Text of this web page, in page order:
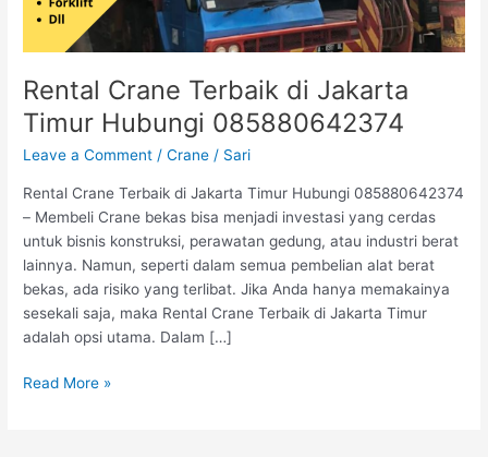
Rental Crane Terbaik di Jakarta
Timur Hubungi 085880642374
Leave a Comment /Crane / Sari
Rental Crane Terbaik di Jakarta Timur Hubungi 085880642374
– Membeli Crane bekas bisa menjadi investasi yang cerdas
untuk bisnis konstruksi, perawatan gedung, atau industri berat
lainnya. Namun, seperti dalam semua pembelian alat berat
bekas, ada risiko yang terlibat. Jika Anda hanya memakainya
sesekali saja, maka Rental Crane Terbaik di Jakarta Timur
adalah opsi utama. Dalam […]
Read More »